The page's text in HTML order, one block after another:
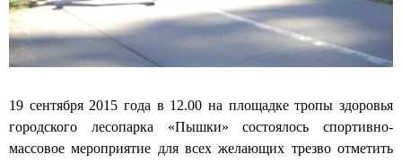
н
ы
с
о
19 сентября 2015 года в 12.00 на площадке тропы здоровья
городского лесопарка «Пышки» состоялось спортивно-
массовое мероприятие для всех желающих трезво отметить